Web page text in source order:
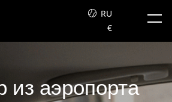
RU
€
из аэропорта